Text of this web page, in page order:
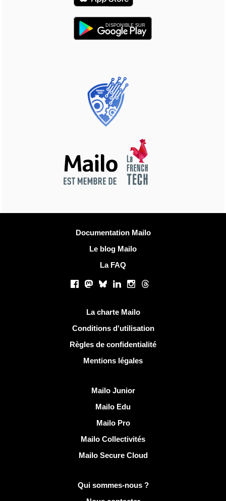
DISPONIBLE SUR
Plus d'informationsDocumentation Mailo
Le blog Mailo
La FAQ
Réseaux sociaux
Facebook
Mastodon
BlueskyLinkedInInstagram
Threads
La charte Mailo
Conditions d'utilisation
Règles de confidentialité
Mentions légales
Mailo Junior
Mailo Edu
Mailo Pro
Mailo Collectivités
Mailo Secure Cloud
Plus d'infos sur MailoQui sommes-nous ?